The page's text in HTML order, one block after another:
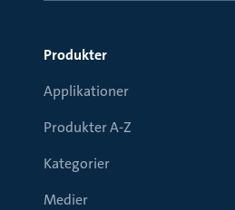
Produkter
Applikationer
Produkter A-Z
Kategorier
Medier